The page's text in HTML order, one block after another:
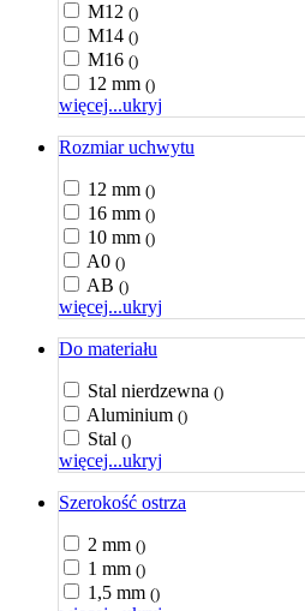
M12 ()
M14 ()
M16 ()
12 mm ()
więcej...ukryj
Rozmiar uchwytu
12 mm ()
16 mm ()
10 mm ()
A0 ()
AB ()
więcej...ukryj
Do materiału
Stal nierdzewna ()
Aluminium ()
Stal ()
więcej...ukryj
Szerokość ostrza
2 mm ()
1 mm ()
1,5 mm ()